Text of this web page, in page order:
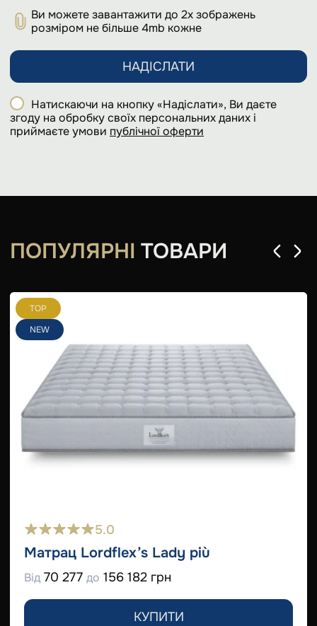
Ви можете завантажити до 2х зображень
розміром не більше 4mb кожне
НАДІСЛАТИ
Натискаючи на кнопку «Надіслати», Ви даєте
згоду на обробку своїх персональних даних і
приймаєте умови публічної оферти
ПОПУЛЯРНІ ТОВАРИ
TOP
NEW
5.0
Матрац Lordflex’s Lady più
Від 70 277 до 156 182 грн
КУПИТИ